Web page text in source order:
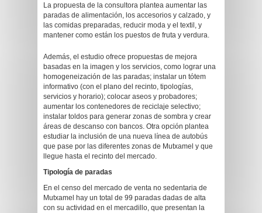
La propuesta de la consultora plantea aumentar las
paradas de alimentación, los accesorios y calzado, y
las comidas preparadas, reducir moda y el textil, y
mantener como están los puestos de fruta y verdura.
Además, el estudio ofrece propuestas de mejora
basadas en la imagen y los servicios, como lograr una
homogeneización de las paradas; instalar un tótem
informativo (con el plano del recinto, tipologías,
servicios y horario); colocar aseos y probadores;
aumentar los contenedores de reciclaje selectivo;
instalar toldos para generar zonas de sombra y crear
áreas de descanso con bancos. Otra opción plantea
estudiar la inclusión de una nueva línea de autobús
que pase por las diferentes zonas de Mutxamel y que
llegue hasta el recinto del mercado.
Tipología de paradas
En el censo del mercado de venta no sedentaria de
Mutxamel hay un total de 99 paradas dadas de alta
con su actividad en el mercadillo, que presentan la